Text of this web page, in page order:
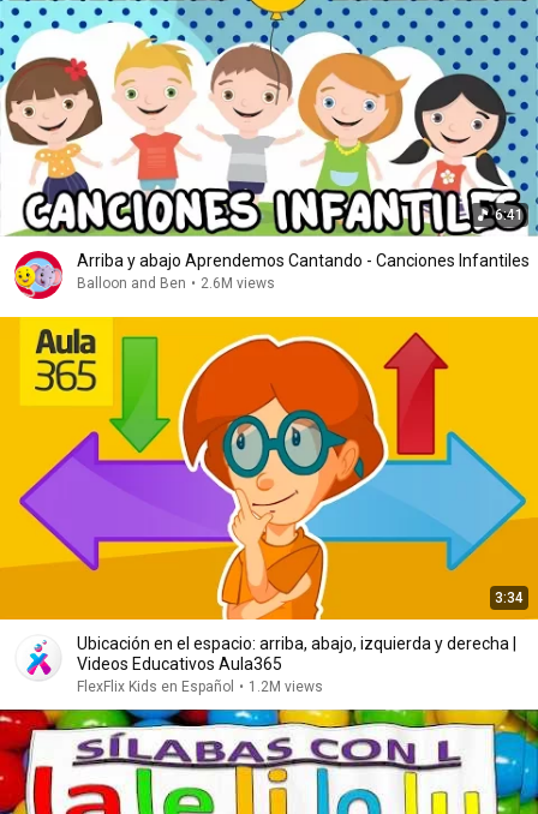
6:41
Arriba y abajo Aprendemos Cantando - Canciones Infantiles
Balloon and Ben • 2.6M views
3:34
Ubicación en el espacio: arriba, abajo, izquierda y derecha |
Videos Educativos Aula365
FlexFlix Kids en Español • 1.2M views